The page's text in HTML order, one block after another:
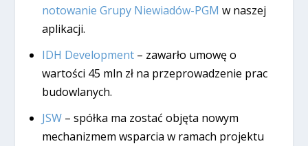
notowanie Grupy Niewiadów-PGM w naszej
aplikacji.
IDH Development– zawarło umowę o
wartości 45 mln zł na przeprowadzenie prac
budowlanych.
JSW– spółka ma zostać objęta nowym
mechanizmem wsparcia w ramach projektu